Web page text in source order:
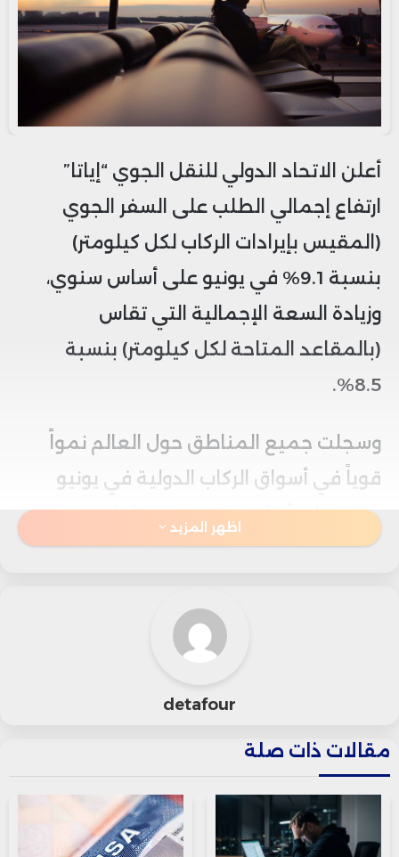
أعلن الاتحاد الدولي للنقل الجوي “إياتا”
ارتفاع إجمالي الطلب على السفر الجوي
(المقيس بإيرادات الركاب لكل كيلومتر)
بنسبة 9.1% في يونيو على أساس سنوي،
وزيادة السعة الإجمالية التي تقاس
(بالمقاعد المتاحة لكل كيلومتر) بنسبة
8.5%.
وسجلت جميع المناطق حول العالم نمواً
قوياً في أسواق الركاب الدولية في يونيو
2024 على أساس سنوي، وسجل الطلب
المحلي على السفر ارتفاعاً في معظم
وذكر “ويلي والش” المدير العام للاتحاد
المناطق نموًا في الطلب مع بداية موسم
السفر الصيفي في النصف الشمالي من
وأضاف “والش”: مع انطلاق دورة الألعاب
اظهر المزيد
detafour
مقالات ذات صلة